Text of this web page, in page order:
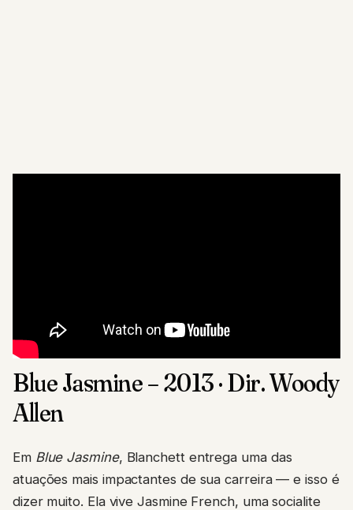
Blue Jasmine – 2013 · Dir. Woody
Allen
Em Blue Jasmine, Blanchett entrega uma das
atuações mais impactantes de sua carreira — e isso é
dizer muito. Ela vive Jasmine French, uma socialite